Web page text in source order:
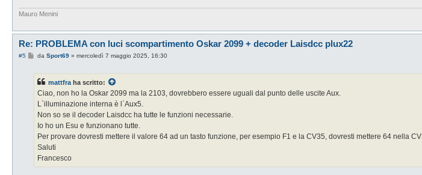
Mauro Menini
Re: PROBLEMA con luci scompartimento Oskar 2099 + decoder Laisdcc plux22
#5
M
a
g
o
da Sport69» mercoledì 7 maggio 2025, 16:30
mattfra ha scritto:
Ciao, non ho la Oskar 2099 ma la 2103, dovrebbero essere uguali dal punto delle uscite Aux.
L`illuminazione interna è l`Aux5.
Non so se il decoder Laisdcc ha tutte le funzioni necessarie.
Io ho un Esu e funzionano tutte.
Per provare dovresti mettere il valore 64 ad un tasto funzione, per esempio F1 e la CV35, dovresti mettere 64 nella
Saluti
Francesco